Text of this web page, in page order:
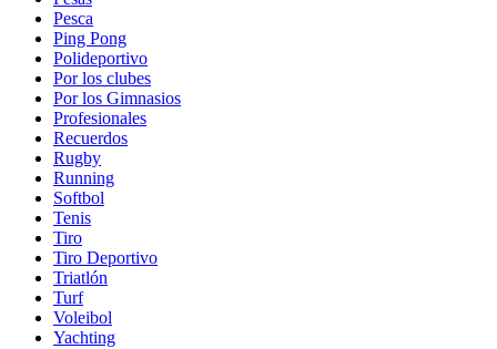
Pesca
Ping Pong
Polideportivo
Por los clubes
Por los Gimnasios
Profesionales
Recuerdos
Rugby
Running
Softbol
Tenis
Tiro
Tiro Deportivo
Triatlón
Turf
Voleibol
Yachting